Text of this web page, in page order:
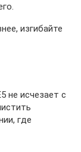
изгибайте
не исчезает с
где